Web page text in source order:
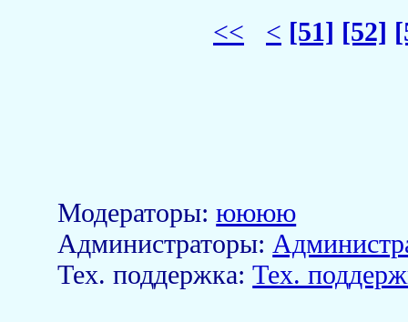
<< < [51] [52]
Модераторы:юююю
Aдминистраторы:
Тех. поддержка:Тех.